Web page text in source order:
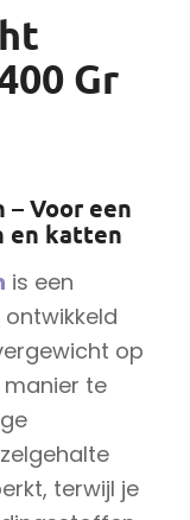
Gr
– Voor een
en katten
is een
op
te
terwijl je